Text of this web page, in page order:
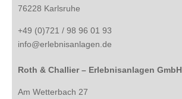
76228 Karlsruhe
+49 (0)721 / 98 96 01 93
info@erlebnisanlagen.de
Roth & Challier – Erlebnisanlagen GmbH
Am Wetterbach 27